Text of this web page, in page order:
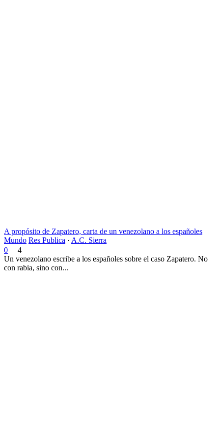
A propósito de Zapatero, carta de un venezolano a los españoles
Mundo Res Publica · A.C. Sierra
0
4
Un venezolano escribe a los españoles sobre el caso Zapatero. No
con rabia, sino con...